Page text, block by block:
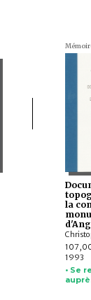
la
1993
• Se